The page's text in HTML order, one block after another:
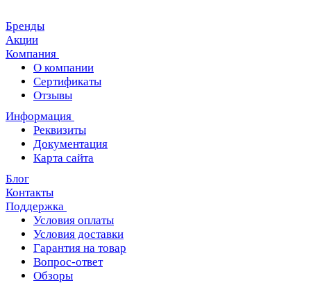
Бренды
Акции
Компания
О компании
Сертификаты
Отзывы
Информация
Реквизиты
Документация
Карта сайта
Блог
Контакты
Поддержка
Условия оплаты
Условия доставки
Гарантия на товар
Вопрос-ответ
Обзоры